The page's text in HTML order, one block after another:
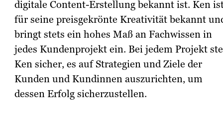
digitale Content-Erstellung bekannt ist. Ken
für seine preisgekrönte Kreativität bekannt
bringt stets ein hohes Maß an Fachwissen in
jedes Kundenprojekt ein. Bei jedem Projekt
Ken sicher, es auf Strategien und Ziele der
Kunden und Kundinnen auszurichten, um
dessen Erfolg sicherzustellen.